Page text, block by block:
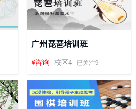
广州琵琶培训班
¥咨询 校区4 已关注9